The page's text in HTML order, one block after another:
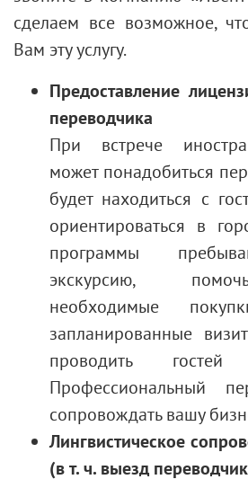
сделаем все возможное,
Вам эту услугу.
Предоставление
переводчика
При встрече
может понадобиться
будет находиться с
ориентироваться в
программы
экскурсию,
необходимые
запланированные
проводить
Профессиональный
сопровождать вашу
Лингвистическое
(в т. ч. выезд